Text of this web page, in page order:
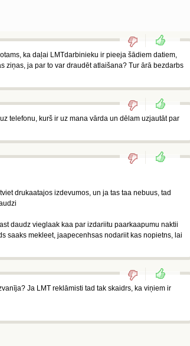
ka daļai LMTdarbinieku ir pieeja šādiem datiem,
ziņas, ja par to var draudēt atlaišana? Tur ārā bezdarbs
telefonu, kurš ir uz mana vārda un dēlam uzjautāt par
drukaatajos izdevumos, un ja tas taa nebuus, tad
daudz vieglaak kaa par izdariitu paarkaapumu naktii
saaks mekleet, jaapecenhsas nodariit kas nopietns, lai
Ja LMT reklāmisti tad tak skaidrs, ka viņiem ir